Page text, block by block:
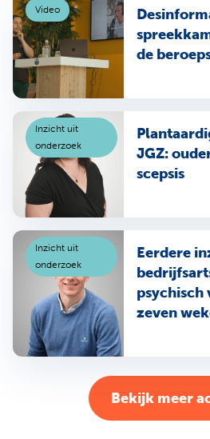
Video
de
Inzicht uit
onderzoek
JGZ:
scepsis
Inzicht uit
onderzoek
Eerdere
psychisch
zeven
Bekijk meer